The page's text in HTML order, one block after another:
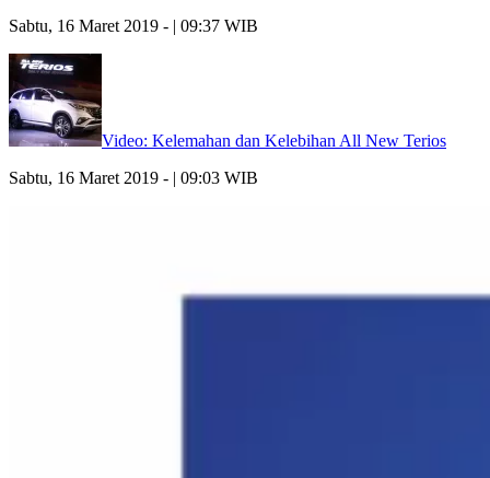
Sabtu, 16 Maret 2019 - | 09:37 WIB
Video: Kelemahan dan Kelebihan All New Terios
Sabtu, 16 Maret 2019 - | 09:03 WIB